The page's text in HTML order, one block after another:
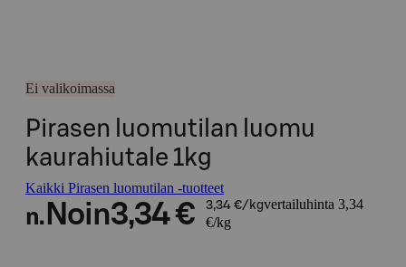
Ei valikoimassa
Pirasen luomutilan luomu
kaurahiutale 1kg
Kaikki Pirasen luomutilan -tuotteet
n. Noin3,34 € 3,34 €/kgvertailuhinta 3,34
€/kg